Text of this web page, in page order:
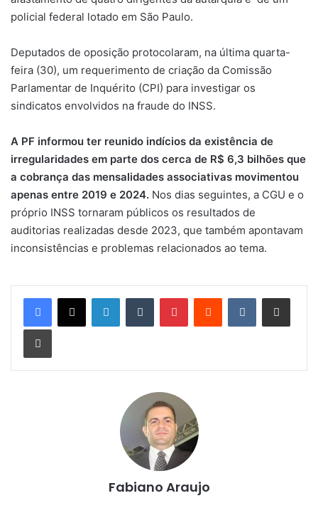
policial federal lotado em São Paulo.
Deputados de oposição protocolaram, na última quarta-
feira (30), um requerimento de criação da Comissão
Parlamentar de Inquérito (CPI) para investigar os
sindicatos envolvidos na fraude do INSS.
A PF informou ter reunido indícios da existência de
irregularidades em parte dos cerca de R$ 6,3 bilhões que
a cobrança das mensalidades associativas movimentou
apenas entre 2019 e 2024. Nos dias seguintes, a CGU e o
próprio INSS tornaram públicos os resultados de
auditorias realizadas desde 2023, que também apontavam
inconsistências e problemas relacionados ao tema.
Fabiano Araujo